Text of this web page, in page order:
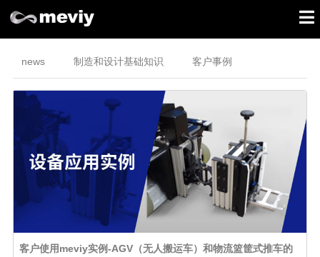
news 制造和设计基础知识 客户事例
客户使用meviy实例-AGV（无人搬运车）和物流篮筐式推车的